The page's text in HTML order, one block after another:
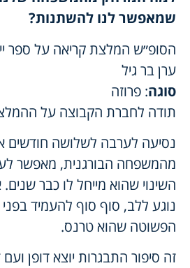
שמאפשר לנו להשתנות?
הסופ״ש המלצת קריאה על ספר
ערן בר גיל
סוגה: פרוזה
תודה לחברת הקבוצה⁩ על
נסיעה לערבה לשלושה חודשים
מהמשפחה הבורגנית, מאפשר
השינוי שהוא מייחל לו כבר שנים.
נוגע ללב, סוף סוף להעמיד
הפשוטה שהוא טרנס.
זה סיפור התבגרות יוצא דופן